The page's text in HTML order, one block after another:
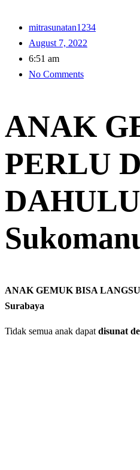
mitrasunatan1234
August 7, 2022
6:51 am
No Comments
ANAK
PERLU
ANAK GEMUK BISA
Surabaya
Tidak semua anak dapat disunat